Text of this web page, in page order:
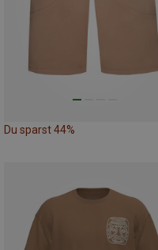
Du sparst 44%